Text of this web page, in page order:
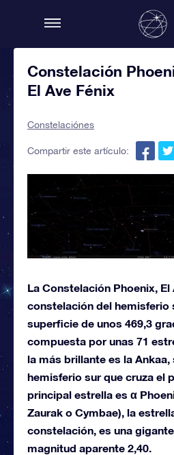
Constelación
El Ave Fénix
Constelaciónes
Compartir este artículo:
La Constelación Phoenix, El
constelación del hemisferio
superficie de unos 469,3
compuesta por unas 71
la más brillante es la Ankaa,
hemisferio sur que cruza el
principal estrella es α
Zaurak o Cymbae), la
constelación, es una
magnitud aparente 2,40.